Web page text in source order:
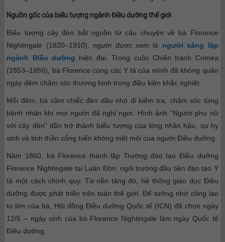
Nguồn gốc của biểu tượng ngành Điều dưỡng thế giới
Biểu tượng cây đèn bắt nguồn từ câu chuyện về bà Florence
Nightingale (1820–1910), người được xem là người sáng lập
ngành Điều dưỡng hiện đại. Trong cuộc Chiến tranh Crimea
(1853–1856), bà Florence cùng các Y tá của mình đã không quản
ngày đêm chăm sóc thương binh trong điều kiện khắc nghiệt.
Mỗi đêm, bà cầm chiếc đèn dầu nhỏ đi kiểm tra, chăm sóc từng
bệnh nhân khi mọi người đã nghỉ ngơi. Hình ảnh “Người phụ nữ
với cây đèn” dần trở thành biểu tượng của lòng nhân hậu, sự hy
sinh và tinh thần cống hiến không mệt mỏi của người Điều dưỡng.
Năm 1860, bà Florence thành lập Trường đào tạo Điều dưỡng
Florence Nightingale tại Luân Đôn, ngôi trường đầu tiên đào tạo Y
tá một cách chính quy. Từ nền tảng đó, hệ thống giáo dục Điều
dưỡng được phát triển trên toàn thế giới. Để tưởng nhớ công lao
to lớn của bà, Hội đồng Điều dưỡng Quốc tế (ICN) đã chọn ngày
12/5 – ngày sinh của bà Florence Nightingale làm ngày Quốc tế
Điều dưỡng.